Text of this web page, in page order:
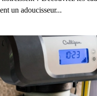
un adoucisseur...